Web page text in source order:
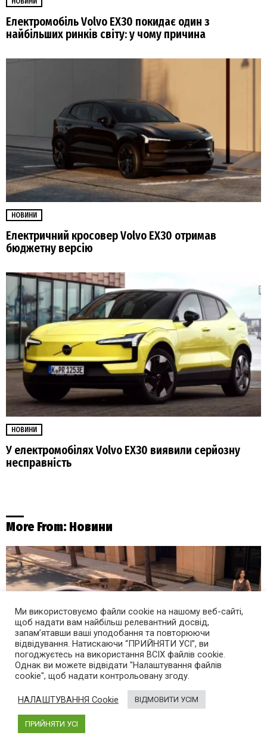
Електромобіль Volvo EX30 покидає один з
найбільших ринків світу: у чому причина
НОВИНИ
Електричний кросовер Volvo EX30 отримав
бюджетну версію
НОВИНИ
У електромобілях Volvo EX30 виявили серйозну
несправність
More From: Новини
З запасом ходу понад 700 км: седан Buick Electra L7
отримав електричну версію
Ми використовуємо файли cookie на нашому веб-сайті,
щоб надати вам найбільш релевантний досвід,
запам’ятавши ваші уподобання та повторюючи
відвідування. Натискаючи “ПРИЙНЯТИ УСІ”, ви
погоджуєтесь на використання ВСІХ файлів cookie.
Однак ви можете відвідати "Налаштування файлів
cookie", щоб надати контрольовану згоду.
НАЛАШТУВАННЯ Cookie ВІДМОВИТИ УСІМ
ПРИЙНЯТИ УСІ